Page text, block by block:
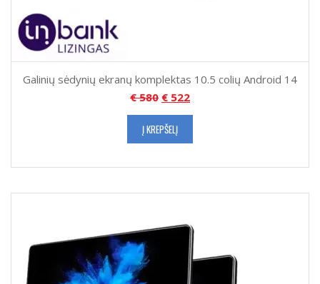
Galinių sėdynių ekranų komplektas 10.5 colių Android 14
€580 € 522
Į KREPŠELĮ